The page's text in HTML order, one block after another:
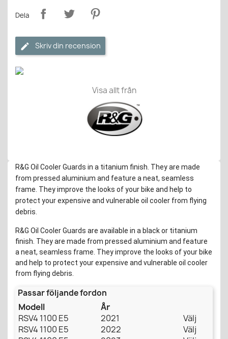
Dela
Skriv din recension
Visa allt från
R&G Oil Cooler Guards in a titanium finish. They are made
from pressed aluminium and feature a neat, seamless
frame. They improve the looks of your bike and help to
protect your expensive and vulnerable oil cooler from flying
debris.
R&G Oil Cooler Guards are available in a black or titanium
finish. They are made from pressed aluminium and feature
a neat, seamless frame. They improve the looks of your bike
and help to protect your expensive and vulnerable oil cooler
from flying debris.
Passar följande fordon
Modell
År
RSV4 1100 E5
2021
Välj
RSV4 1100 E5
2022
Välj